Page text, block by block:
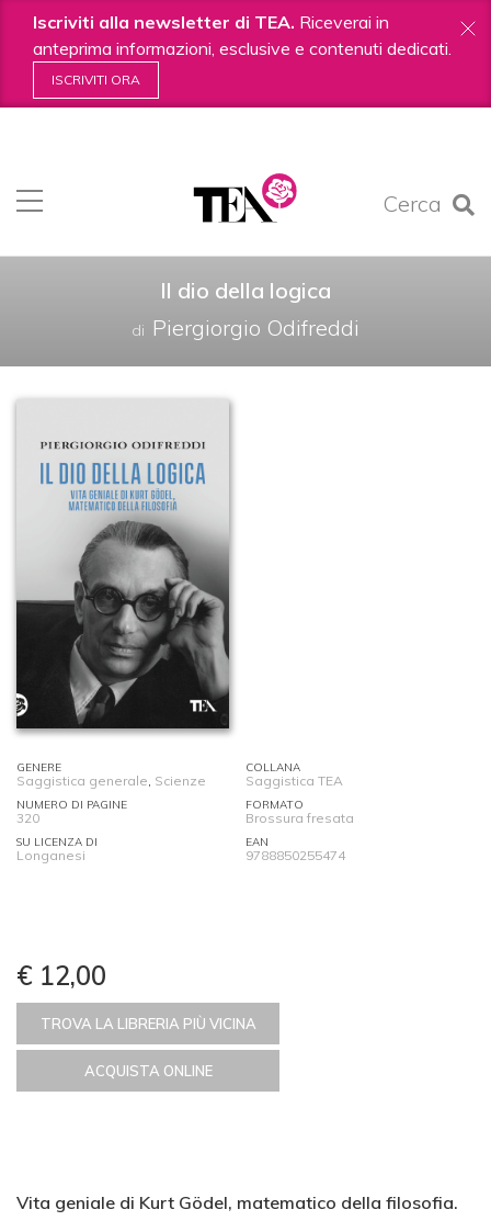
Iscriviti alla newsletter di TEA. Riceverai in
anteprima informazioni, esclusive e contenuti dedicati.
ISCRIVITI ORA
Cerca
contenuti.
|
Il dio della logica
di Piergiorgio Odifreddi
GENERE
Saggistica generale, Scienze
COLLANA
Saggistica TEA
NUMERO DI PAGINE
320
FORMATO
Brossura fresata
SU LICENZA DI
Longanesi
EAN
9788850255474
€ 12,00
TROVA LA LIBRERIA PIÙ VICINA
ACQUISTA ONLINE
Vita geniale di Kurt Gödel, matematico della filosofia.